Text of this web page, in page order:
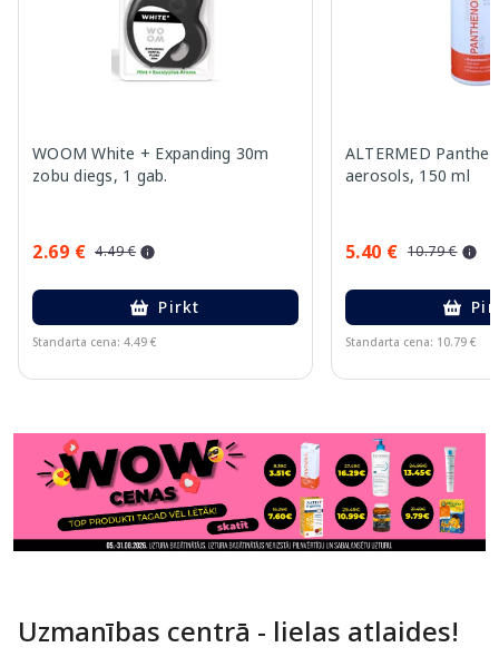
WOOM White + Expanding 30m
zobu diegs, 1 gab.
2.69 € 4.49 €
Pirkt
Standarta cena: 4.49 €
ALTERMED
aerosols, 150 ml
5.40 € 10.79 €
Standarta cena: 10.79 €
Uzmanības centrā - lielas atlaides!